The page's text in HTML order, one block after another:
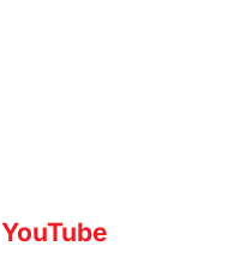
YouTube